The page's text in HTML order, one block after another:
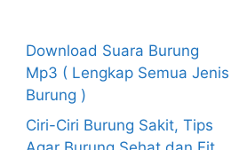
Download Suara Burung
Mp3 ( Lengkap Semua Jenis
Burung )
Ciri-Ciri Burung Sakit, Tips